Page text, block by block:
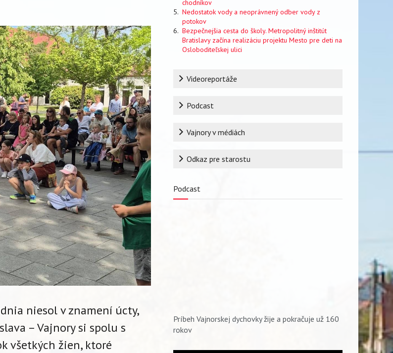
niesol v znamení úcty,
– Vajnory si spolu s
všetkých žien, ktoré
chodníkov
Nedostatok vody a neoprávnený odber vody z
potokov
Bezpečnejšia cesta do školy. Metropolitný inštitút
Bratislavy začína realizáciu projektu Mesto pre deti na
Osloboditeľskej ulici
RubrikaVideoreportáže
Podcast
Vajnory v médiách
Odkaz pre starostu
Podcast
Príbeh Vajnorskej dychovky žije a pokračuje už 160
rokov